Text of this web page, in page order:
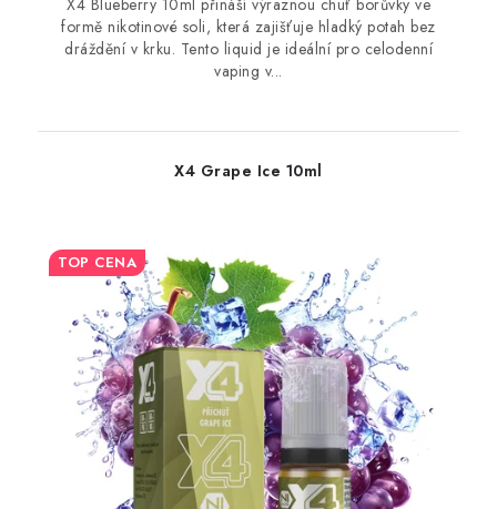
X4 Blueberry 10ml přináší výraznou chuť borůvky ve
formě nikotinové soli, která zajišťuje hladký potah bez
dráždění v krku. Tento liquid je ideální pro celodenní
vaping v...
X4 Grape Ice 10ml
TOP CENA